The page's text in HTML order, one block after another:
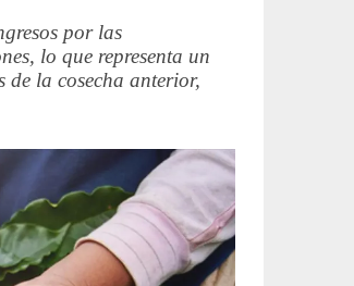
por las
lo que representa un
de la cosecha anterior,